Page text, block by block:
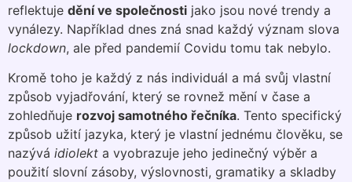
reflektuje dění ve společnosti jako jsou nové trendy a
vynálezy. Například dnes zná snad každý význam slova
lockdown, ale před pandemií Covidu tomu tak nebylo.
Kromě toho je každý z nás individuál a má svůj vlastní
způsob vyjadřování, který se rovnež mění v čase a
zohledňuje rozvoj samotného řečníka. Tento specifický
způsob užití jazyka, který je vlastní jednému člověku, se
nazývá idiolekt a vyobrazuje jeho jedinečný výběr a
použití slovní zásoby, výslovnosti, gramatiky a skladby